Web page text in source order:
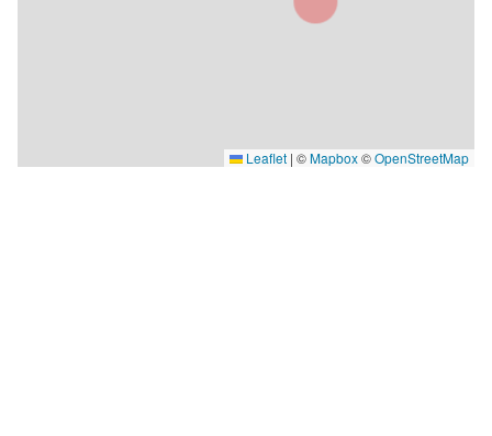
Leaflet | ©Mapbox©OpenStreetMap